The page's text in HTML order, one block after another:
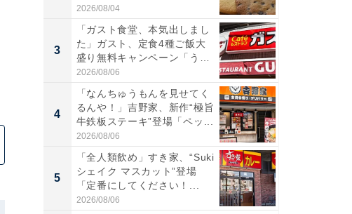
2026/08/04
3
「ガスト食堂、本気出しまし
た」ガスト、定食4種ご飯大
盛り無料キャンペーン「うお
お...
2026/08/06
4
「なんちゅうもんを見せてく
るんや！」吉野家、新作“極旨
牛鉄板ステーキ”登場「ペッ...
2026/08/06
5
「全人類飲め」すき家、“Suki
シェイク マスカット”登場
「定番にしてください！...
2026/08/06